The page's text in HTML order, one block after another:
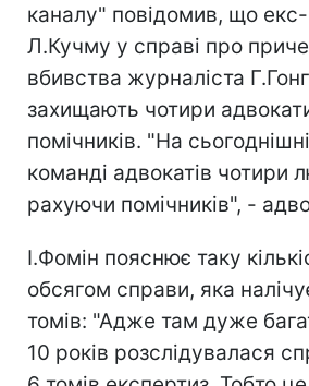
каналу" повідомив, що
Л.Кучму у справі про
вбивства журналіста
захищають чотири
помічників. "На
команді адвокатів чотири
рахуючи помічників", -
І.Фомін пояснює таку
обсягом справи, яка
томів: "Адже там дуже
10 років розслідувалася